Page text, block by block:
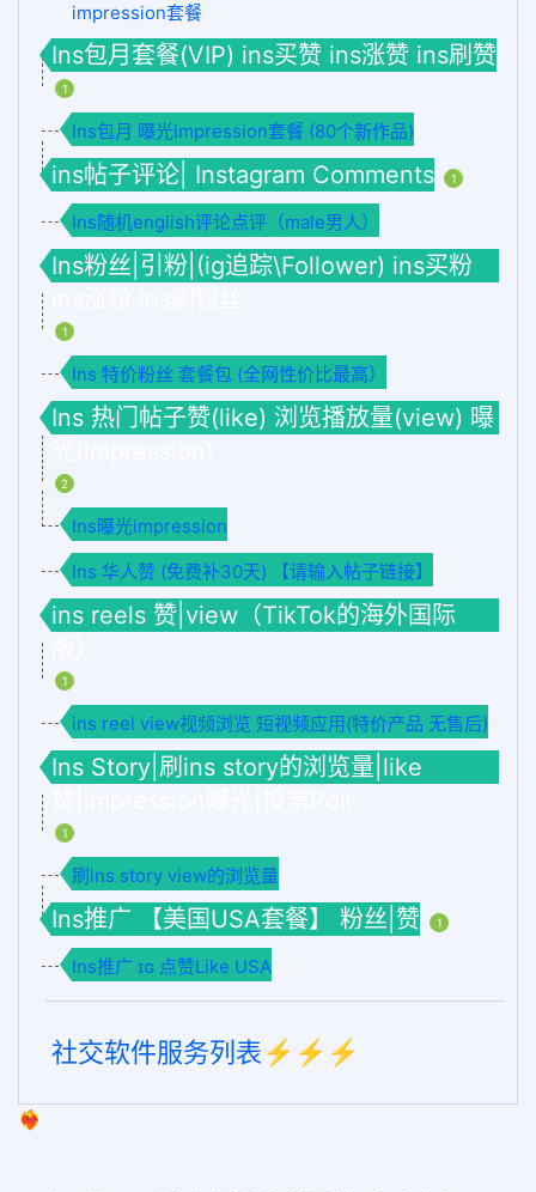
impression套餐
Ins包月套餐(VIP) ins买赞 ins涨赞 ins刷赞
1
Ins包月 曝光impression套餐 (80个新作品)
ins帖子评论| Instagram Comments 1
Ins随机english评论点评（male男人）
Ins粉丝|引粉|(ig追踪\Follower) ins买粉
1
Ins 特价粉丝 套餐包 (全网性价比最高）
Ins 热门帖子赞(like) 浏览播放量(view) 曝
2
Ins曝光impression
Ins 华人赞 (免费补30天) 【请输入帖子链接】
ins reels 赞|view（TikTok的海外国际
1
ins reel view视频浏览 短视频应用(特价产品 无售后)
Ins Story|刷ins story的浏览量|like
1
刷ins story view的浏览量
Ins推广 【美国USA套餐】 粉丝|赞 1
Ins推广 ɪɢ 点赞Like USA
社交软件服务列表⚡️⚡️⚡️
❤️‍🔥